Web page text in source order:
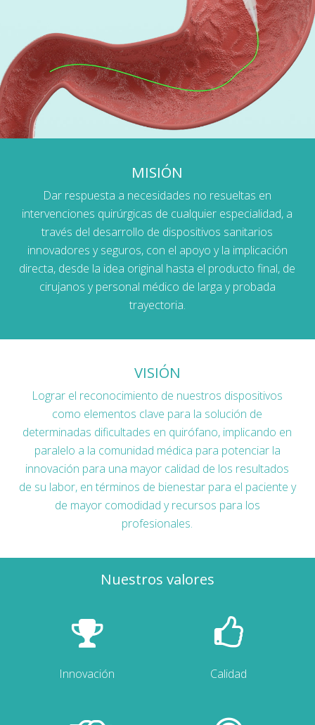
MISIÓN
Dar respuesta a necesidades no resueltas en
intervenciones quirúrgicas de cualquier especialidad, a
través del desarrollo de dispositivos sanitarios
innovadores y seguros, con el apoyo y la implicación
directa, desde la idea original hasta el producto final, de
cirujanos y personal médico de larga y probada
trayectoria.
VISIÓN
Lograr el reconocimiento de nuestros dispositivos
como elementos clave para la solución de
determinadas dificultades en quirófano, implicando en
paralelo a la comunidad médica para potenciar la
innovación para una mayor calidad de los resultados
de su labor, en términos de bienestar para el paciente y
de mayor comodidad y recursos para los
profesionales.
Nuestros valores
Innovación Calidad